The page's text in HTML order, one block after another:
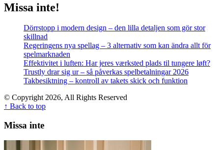
Missa inte!
Dörrstopp i modern design – den lilla detaljen som gör stor
skillnad
Regeringens nya spellag – 3 alternativ som kan ändra allt för
spelmarknaden
Effektivitet i luften: Har jeres værksted plads til tungere løft?
Trustly drar sig ur – så påverkas spelbetalningar 2026
Takbesiktning – kontroll av takets skick och funktion
© Copyright 2026, All Rights Reserved
↑ Back to top
Missa inte